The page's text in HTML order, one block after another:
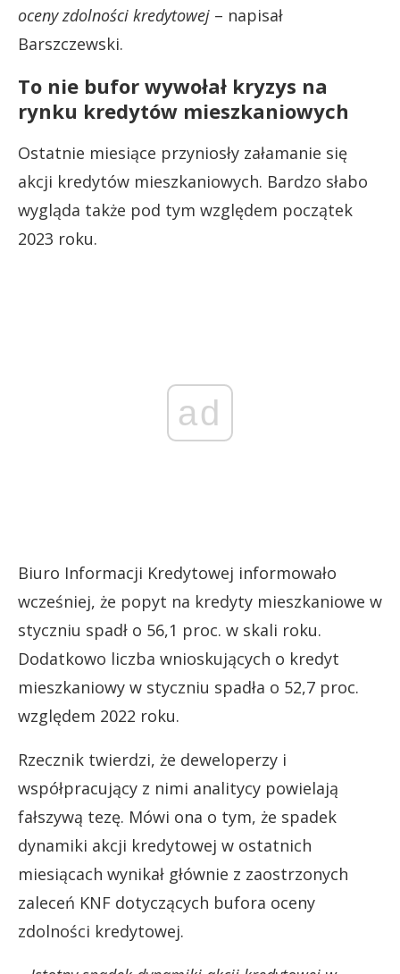
oceny zdolności kredytowej – napisał
Barszczewski.
To nie bufor wywołał kryzys na
rynku kredytów mieszkaniowych
Ostatnie miesiące przyniosły załamanie się
akcji kredytów mieszkaniowych. Bardzo słabo
wygląda także pod tym względem początek
2023 roku.
ad
Biuro Informacji Kredytowej informowało
wcześniej, że popyt na kredyty mieszkaniowe w
styczniu spadł o 56,1 proc. w skali roku.
Dodatkowo liczba wnioskujących o kredyt
mieszkaniowy w styczniu spadła o 52,7 proc.
względem 2022 roku.
Rzecznik twierdzi, że deweloperzy i
współpracujący z nimi analitycy powielają
fałszywą tezę. Mówi ona o tym, że spadek
dynamiki akcji kredytowej w ostatnich
miesiącach wynikał głównie z zaostrzonych
zaleceń KNF dotyczących bufora oceny
zdolności kredytowej.